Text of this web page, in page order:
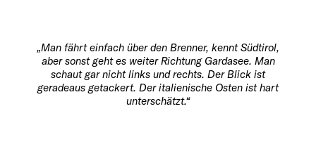
„Man fährt einfach über den Brenner, kennt Südtirol,
aber sonst geht es weiter Richtung Gardasee. Man
schaut gar nicht links und rechts. Der Blick ist
geradeaus getackert. Der italienische Osten ist hart
unterschätzt.“